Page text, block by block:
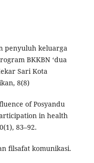
penyuluh keluarga
BKKBN ‘dua
Sari Kota
8(8)
of Posyandu
in health
83–92.
filsafat komunikasi.